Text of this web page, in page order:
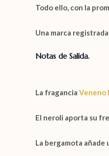
Todo ello, con la
Una marca
Notas de Salida.
La fragancia Veneno
El neroli aporta su
La bergamota añade